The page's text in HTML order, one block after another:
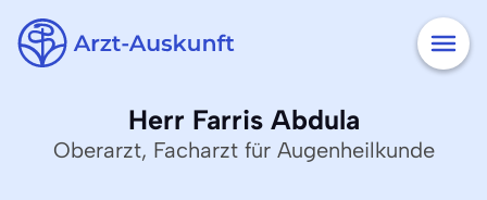
Herr Farris Abdula
Oberarzt, Facharzt für Augenheilkunde